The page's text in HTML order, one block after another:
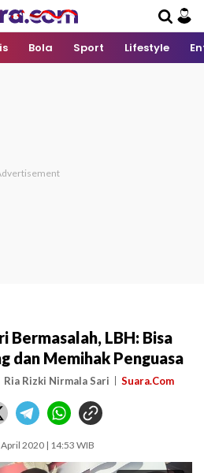
Bola Sport Lifestyle
Bermasalah, LBH: Bisa
dan Memihak Penguasa
Ria Rizki Nirmala Sari Suara.Com
2020 | 14:53 WIB